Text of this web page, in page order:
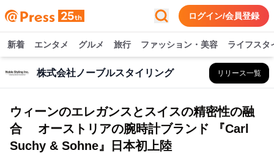
ログイン/会員登録
新着 エンタメ グルメ 旅行 ファッション・美容 ライフスタ
株式会社ノーブルスタイリング リリース一覧
ウィーンのエレガンスとスイスの精密性の融
合 オーストリアの腕時計ブランド 『Carl
Suchy & Sohne』日本初上陸